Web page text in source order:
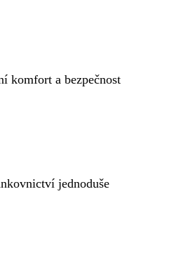
komfort a bezpečnost
jednoduše